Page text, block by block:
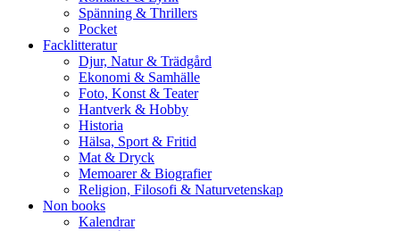
Spänning & Thrillers
Pocket
Facklitteratur
Djur, Natur & Trädgård
Ekonomi & Samhälle
Foto, Konst & Teater
Hantverk & Hobby
Historia
Hälsa, Sport & Fritid
Mat & Dryck
Memoarer & Biografier
Religion, Filosofi & Naturvetenskap
Non books
Kalendrar